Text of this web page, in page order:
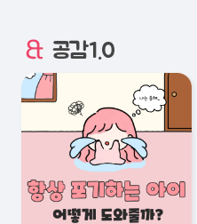
공감1.0